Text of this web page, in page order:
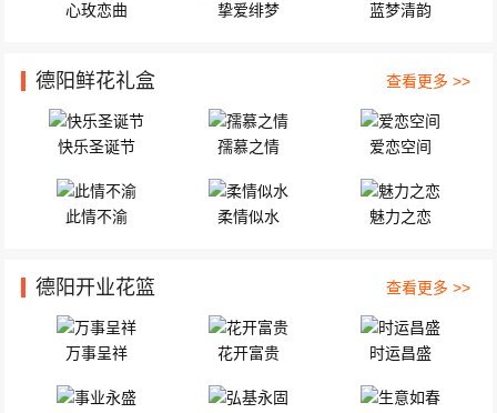
心玫恋曲 挚爱绯梦 蓝梦清韵
德阳鲜花礼盒 查看更多 >>
快乐圣诞节 孺慕之情 爱恋空间
此情不渝 柔情似水 魅力之恋
德阳开业花篮 查看更多 >>
万事呈祥 花开富贵 时运昌盛